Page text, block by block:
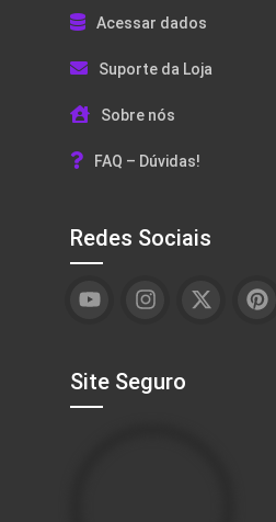
Acessar dados
Suporte da Loja
Sobre nós
FAQ – Dúvidas!
Redes Sociais
Site Seguro